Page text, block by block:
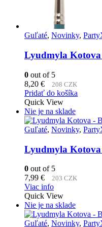
Guľaté, Novinky,
Lyudmyla Kotova
0 out of 5
8,20 € 208 CZK
Pridať do košíka
Quick View
Nie je na sklade
Guľaté, Novinky,
Lyudmyla Kotova
0 out of 5
7,99 € 203 CZK
Viac info
Quick View
Nie je na sklade
Guľaté, Novinky,